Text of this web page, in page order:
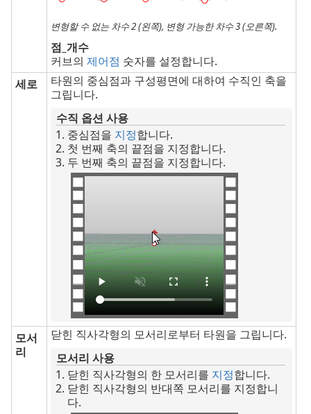
변형할 수 없는 차수 2 (왼쪽), 변형 가능한 차수 3 (오른쪽).
점_개수
커브의 제어점 숫자를 설정합니다.
세로
타원의 중심점과 구성평면에 대하여 수직인 축을
그립니다.
수직 옵션 사용
중심점을 지정합니다.
첫 번째 축의 끝점을 지정합니다.
두 번째 축의 끝점을 지정합니다.
모서
리
닫힌 직사각형의 모서리로부터 타원을 그립니다.
모서리 사용
닫힌 직사각형의 한 모서리를 지정합니다.
닫힌 직사각형의 반대쪽 모서리를 지정합니
다.